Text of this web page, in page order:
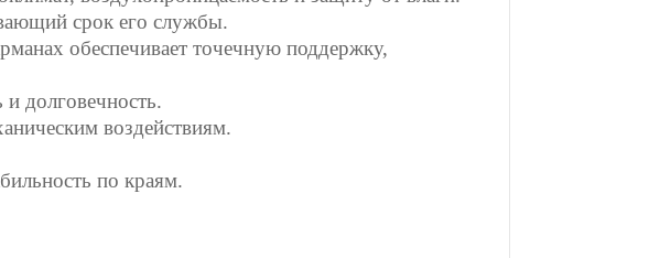
срок его службы.
обеспечивает точечную поддержку,
долговечность.
воздействиям.
по краям.